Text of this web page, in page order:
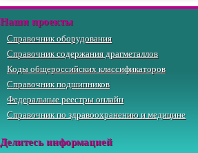
Наши проекты
Справочник оборудования
Справочник содержания драгметаллов
Коды общероссийских классификаторов
Справочник подшипников
Федеральные реестры онлайн
Справочник по здравоохранению и медицине
Делитесь информацией